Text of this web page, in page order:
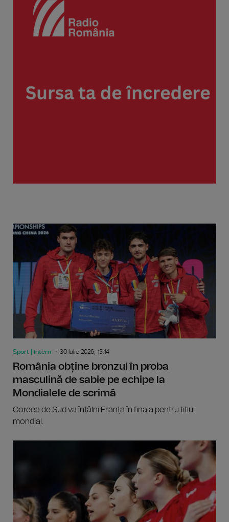
Sport | intern 30 Iulie 2026, 13:14
România obține bronzul în proba
masculină de sabie pe echipe la
Mondialele de scrimă
Coreea de Sud va întâlni Franța în finala pentru titlul
mondial.